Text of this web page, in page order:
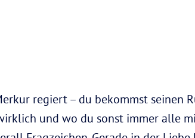
regiert – du bekommst seinen
und wo du sonst immer alle